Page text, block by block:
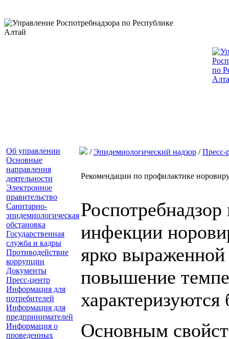
Об управлении
Основные
направления
деятельности
Электронное
правительство
Санитарно-
эпидемиологическая
обстановка
Государственная
служба и кадры
Противодействие
коррупции
Документы
Пресс-центр
Информация для
потребителей
Информация для
предпринимателей
Информация о
проведенных
/Эпидемиологический надзор /Пресс-
Рекомендации по профилактике
инфекции
ярко
повышение
Основным